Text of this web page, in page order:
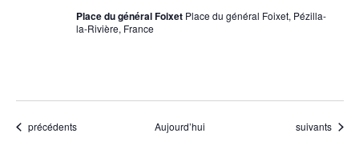
Place du général Foixet Place du général Foixet, Pézilla-
la-Rivière, France
Évènements
précédents Aujourd’hui Évènements
suivants